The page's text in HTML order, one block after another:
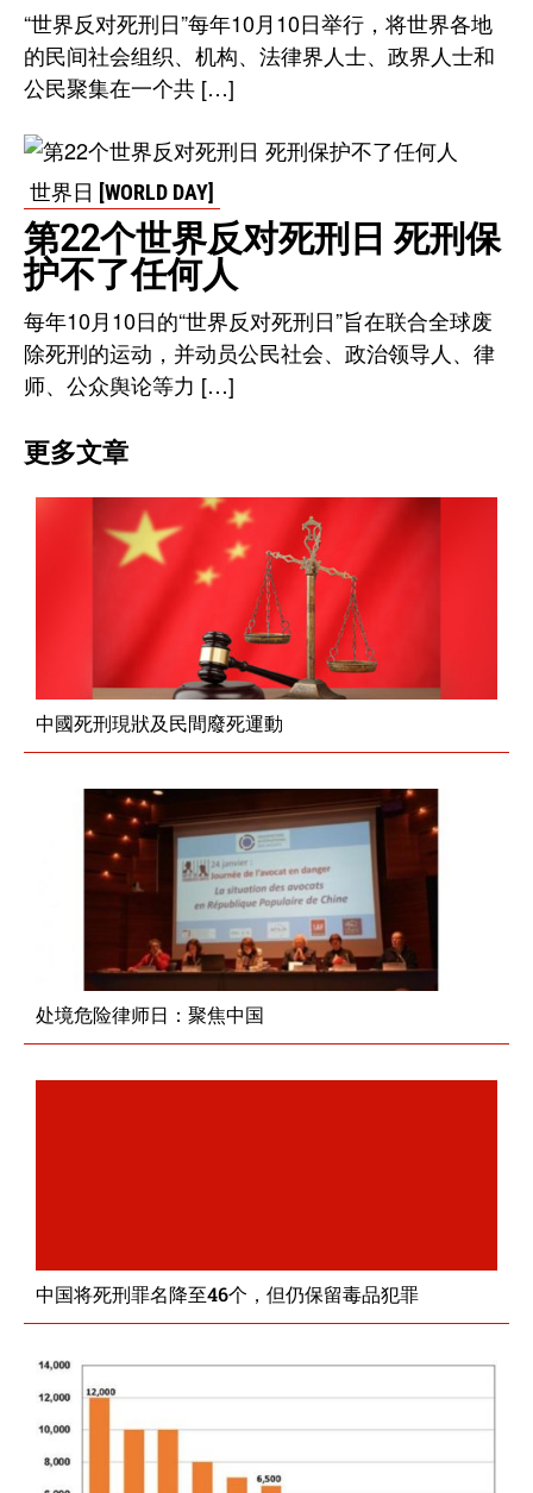
“世界反对死刑日”每年10月10日举行，将世界各地
的民间社会组织、机构、法律界人士、政界人士和
公民聚集在一个共 […]
世界日 [WORLD DAY]
第22个世界反对死刑日 死刑保
护不了任何人
每年10月10日的“世界反对死刑日”旨在联合全球废
除死刑的运动，并动员公民社会、政治领导人、律
师、公众舆论等力 […]
更多文章
中國死刑現狀及民間廢死運動
处境危险律师日：聚焦中国
中国将死刑罪名降至46个，但仍保留毒品犯罪